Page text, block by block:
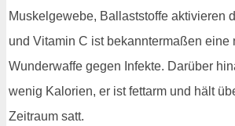
Muskelgewebe, Ballaststoffe aktivieren
und Vitamin C ist bekanntermaßen eine
Wunderwaffe gegen Infekte. Darüber
wenig Kalorien, er ist fettarm und hält
Zeitraum satt.